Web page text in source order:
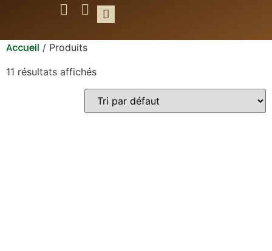
Accueil / Produits
11 résultats affichés